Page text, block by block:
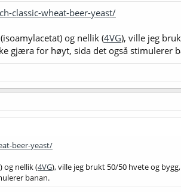
classic-wheat-beer-yeast/
og nellik (4VG), ville jeg
gjæra for høyt, sida det også stimulerer
beer-yeast/
og nellik (4VG), ville jeg brukt 50/50 hvete og
banan.